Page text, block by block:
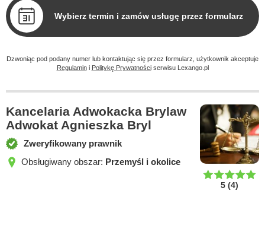
Wybierz termin i zamów usługę przez formularz
Dzwoniąc pod podany numer lub kontaktując się przez formularz, użytkownik akceptuje
Regulamini Politykę Prywatnościserwisu Lexango.pl
5 (4)
Kancelaria Adwokacka Brylaw
Adwokat Agnieszka Bryl
Zweryfikowany prawnik
Obsługiwany obszar: Przemyśl i okolice